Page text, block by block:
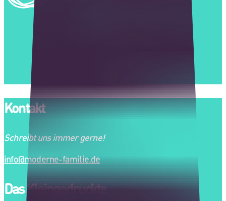
Kontakt
Schreibt uns immer gerne!
info@moderne-familie.de
Das Kleingedruckte